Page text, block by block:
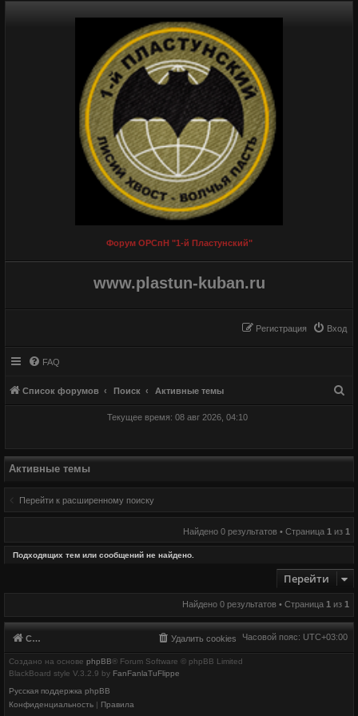
Форум ОРСпН "1-й Пластунский"
www.plastun-kuban.ru
Вход
Регистрация
FAQ
Список форумов Поиск Активные темы
Текущее время: 08 авг 2026, 04:10
Активные темы
Перейти к расширенному поиску
Найдено 0 результатов • Страница 1 из 1
Подходящих тем или сообщений не найдено.
Перейти
Найдено 0 результатов • Страница 1из 1
Список форумов Часовой пояс: UTC+03:00
Удалить cookies
Создано на основе phpBB® Forum Software © phpBB Limited
BlackBoard style V.3.2.9 by FanFanlaTuFlippe
Русская поддержка phpBB
Конфиденциальность | Правила